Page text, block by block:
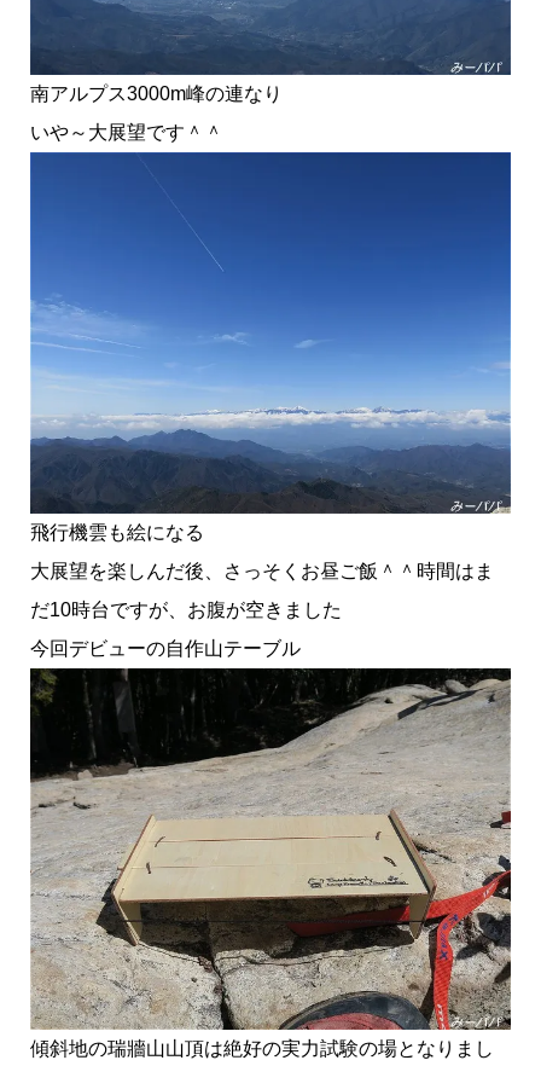
南アルプス3000m峰の連なり
いや～大展望です＾＾
飛行機雲も絵になる
大展望を楽しんだ後、さっそくお昼ご飯＾＾時間はま
だ10時台ですが、お腹が空きました
今回デビューの自作山テーブル
傾斜地の瑞牆山山頂は絶好の実力試験の場となりまし